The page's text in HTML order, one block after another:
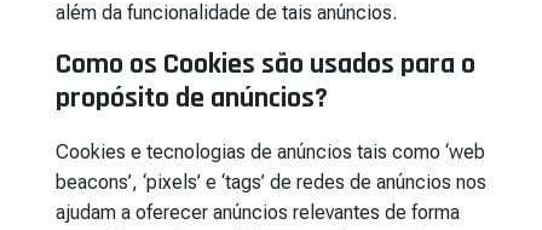
além da funcionalidade de tais anúncios.
Como os Cookies são usados para o
propósito de anúncios?
Cookies e tecnologias de anúncios tais como ‘web
beacons’, ‘pixels’ e ‘tags’ de redes de anúncios nos
ajudam a oferecer anúncios relevantes de forma